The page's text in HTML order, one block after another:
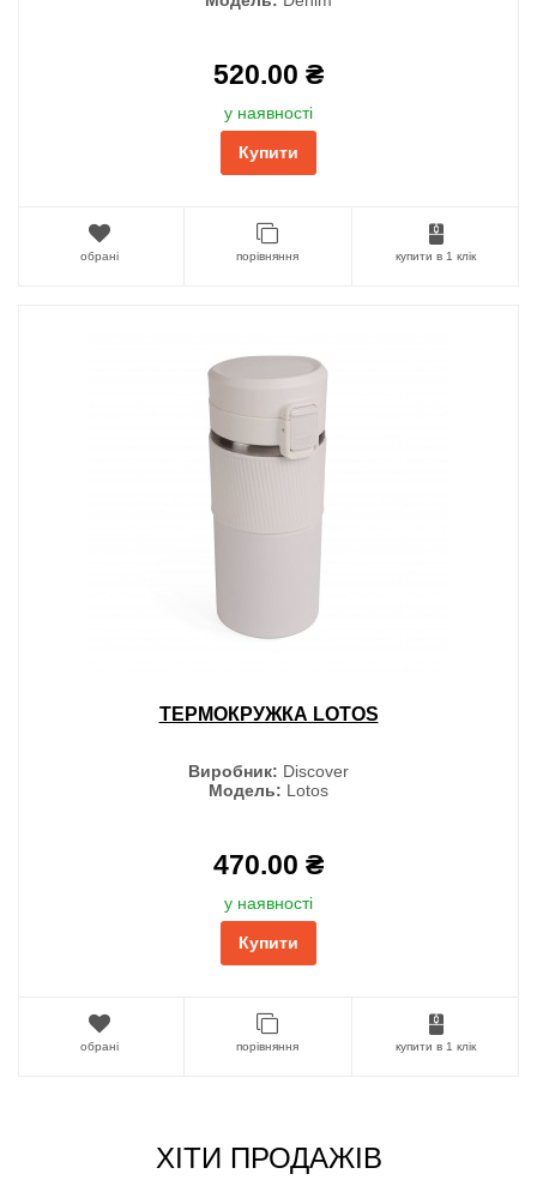
520.00 ₴
у наявності
Купити
обрані порівняння купити в 1 клік
ТЕРМОКРУЖКА LOTOS
Виробник: Discover
Модель: Lotos
470.00 ₴
у наявності
Купити
обрані порівняння купити в 1 клік
ХІТИ ПРОДАЖІВ